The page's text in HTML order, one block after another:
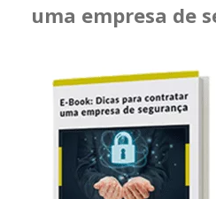
uma empresa de